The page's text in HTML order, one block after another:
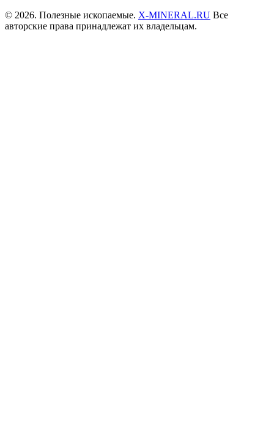
© 2026. Полезные ископаемые. X-MINERAL.RU Все
авторские права принадлежат их владельцам.